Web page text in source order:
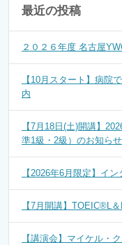
最近の投稿
２０２６年度 名古屋
【10月スタート】病院
内
【7月18日(土)開講】
準1級・2級）のお知らせ
【2026年6月限定】イ
【7月開講】TOEIC®L
【講演会】マイケル・